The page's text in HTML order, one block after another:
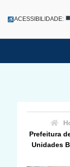
para
ACESSIBILIDADE:
Prefeitura
Unidades